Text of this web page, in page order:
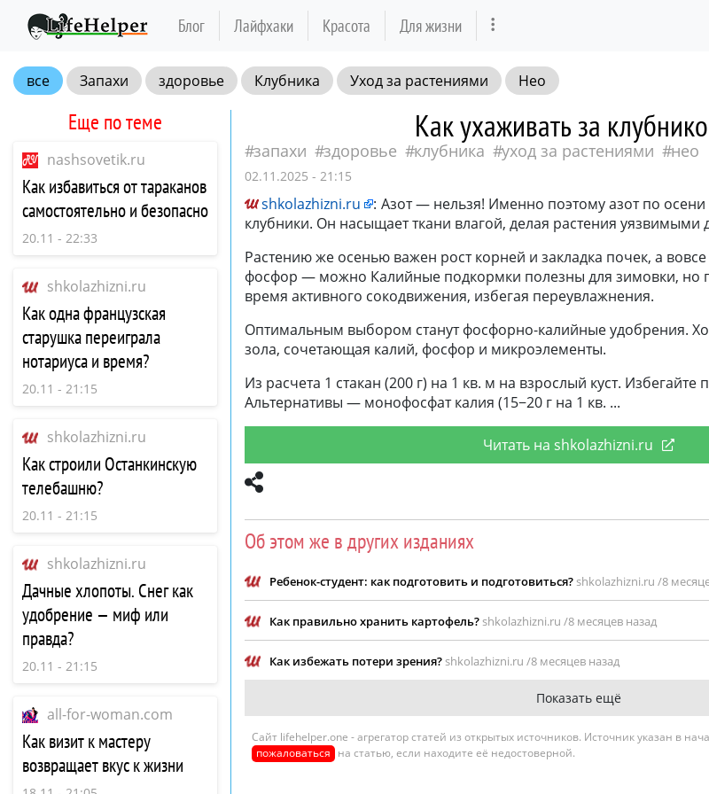
Блог Лайфхаки Красота Для жизни
все Запахи здоровье Клубника Уход за растениями Нео
Еще по теме
nashsovetik.ru
Как избавиться от тараканов
самостоятельно и безопасно
20.11 - 22:33
shkolazhizni.ru
Как одна французская
старушка переиграла
нотариуса и время?
20.11 - 21:15
shkolazhizni.ru
Как строили Останкинскую
телебашню?
20.11 - 21:15
shkolazhizni.ru
Дачные хлопоты. Снег как
удобрение — миф или
правда?
20.11 - 21:15
all-for-woman.com
Как визит к мастеру
возвращает вкус к жизни
Как ухаживать за
запахи здоровье клубника уход за растениями нео
02.11.2025 - 21:15
shkolazhizni.ru : Азот — нельзя! Именно поэтому азот по
клубники. Он насыщает ткани влагой, делая растения уязвимыми
Растению же осенью важен рост корней и закладка почек, а
фосфор — можно Калийные подкормки полезны для зимовки, но
время активного сокодвижения, избегая переувлажнения.
Оптимальным выбором станут фосфорно-калийные удобрения.
зола, сочетающая калий, фосфор и микроэлементы.
Из расчета 1 стакан (200 г) на 1 кв. м на взрослый куст. Избегайте
Альтернативы — монофосфат калия (15−20 г на 1 кв.
Читать на shkolazhizni.ru
Об этом же в других изданиях
Ребенок-студент: как подготовить и подготовиться?shkolazhizni.ru /8
​Как правильно хранить картофель?shkolazhizni.ru /8 месяцев назад
Как избежать потери зрения?shkolazhizni.ru /8 месяцев назад
Показать ещё
Сайт lifehelper.one - агрегатор статей из открытых источников. Источник указан в
пожаловаться на статью, если находите её недостоверной.